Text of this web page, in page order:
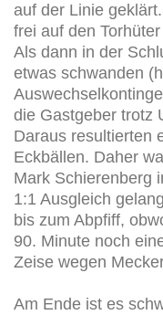
auf der Linie
frei auf den
Als dann in der
etwas schwanden
die Gastgeber trotz
Daraus resultierten
Eckbällen. Daher
Mark Schierenberg
1:1 Ausgleich
bis zum Abpfiff,
90. Minute noch
Zeise wegen
Am Ende ist es